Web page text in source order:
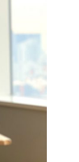
プロダクト・
事業開発
カスタマーサー
営業
マーケティング・